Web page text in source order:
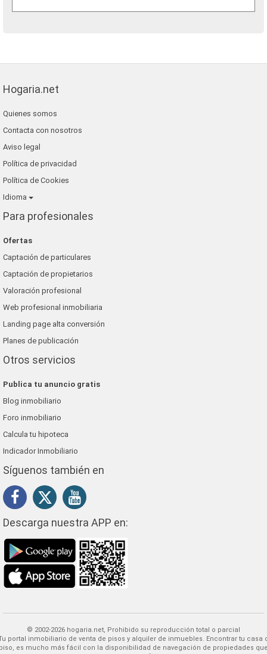
Hogaria.net
Quienes somos
Contacta con nosotros
Aviso legal
Política de privacidad
Política de Cookies
Idioma
Para profesionales
Ofertas
Captación de particulares
Captación de propietarios
Valoración profesional
Web profesional inmobiliaria
Landing page alta conversión
Planes de publicación
Otros servicios
Publica tu anuncio gratis
Blog inmobiliario
Foro inmobiliario
Calcula tu hipoteca
Indicador Inmobiliario
Síguenos también en
Descarga nuestra APP en:
© 2002-2026 hogaria.net, Prohibido su reproducción total o parcial
Encontrar tu casa o
es mucho más fácil con la disponibilidad de navegación de propiedades